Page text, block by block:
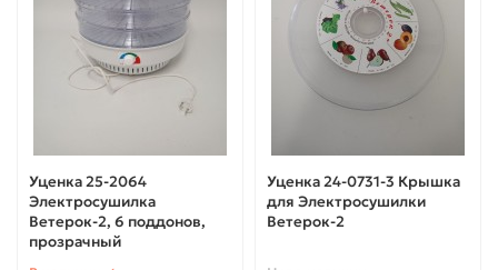
Уценка 25-2064
Электросушилка
Ветерок-2, 6 поддонов,
прозрачный
Уценка 24-0731-3 Крышка
для Электросушилки
Ветерок-2